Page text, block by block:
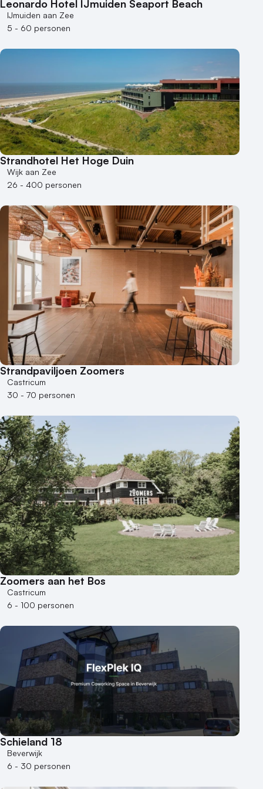
Leonardo Hotel IJmuiden Seaport Beach
IJmuiden aan Zee
5 - 60 personen
Strandhotel Het Hoge Duin
Wijk aan Zee
26 - 400 personen
Strandpaviljoen Zoomers
Castricum
30 - 70 personen
Zoomers aan het Bos
Castricum
6 - 100 personen
Schieland 18
Beverwijk
6 - 30 personen